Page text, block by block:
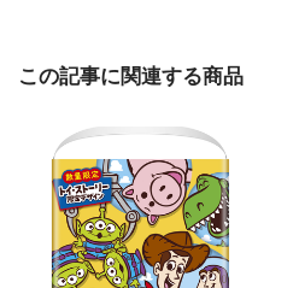
この記事に関連する商品